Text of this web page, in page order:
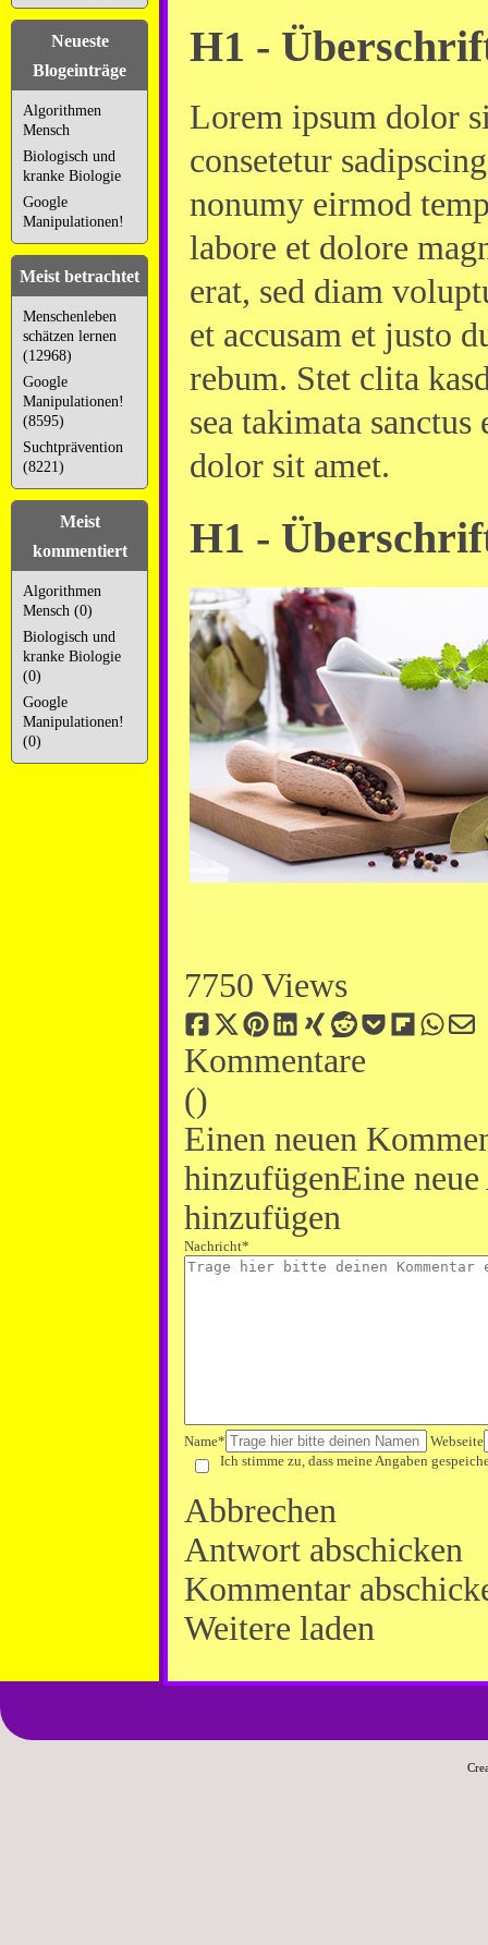
Neueste
Blogeinträge
Algorithmen
Mensch
Biologisch und
kranke Biologie
Google
Manipulationen!
Meist betrachtet
Menschenleben
schätzen lernen
(12968)
Google
Manipulationen!
(8595)
Suchtprävention
(8221)
Meist
kommentiert
Algorithmen
Mensch (0)
Biologisch und
kranke Biologie
(0)
Google
Manipulationen!
(0)
H1 -
Lorem ipsum dolor
consetetur
nonumy eirmod
labore et dolore
erat, sed diam
et accusam et justo
rebum. Stet clita
sea takimata
dolor sit amet.
H1 -
7750 Views
Kommentare
()
Einen neuen
hinzufügenEine
hinzufügen
Nachricht*
Name*
Webseite
Ich stimme zu, dass meine Angaben
Abbrechen
Antwort abschicken
Kommentar
Weitere laden